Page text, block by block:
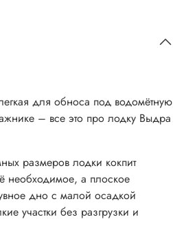
для обноса под водомётную
– все это про лодку Выдра
размеров лодки кокпит
необходимое, а плоское
дно с малой осадкой
участки без разгрузки и